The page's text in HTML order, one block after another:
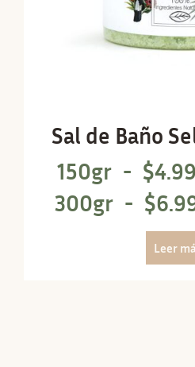
Sal de Baño
150gr - $4.99
300gr - $
Leer